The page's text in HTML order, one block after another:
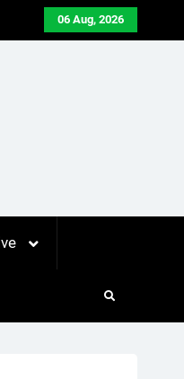
06 Aug, 2026